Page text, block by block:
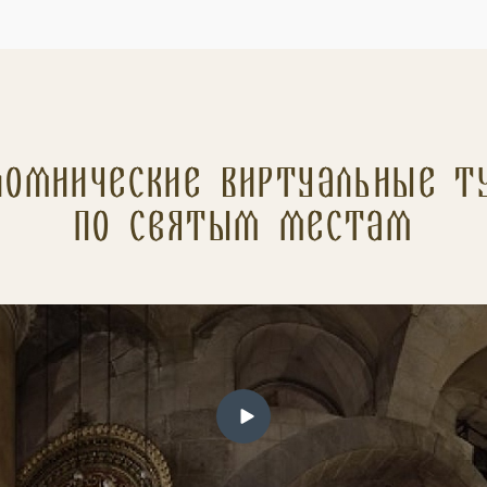
Виртуальные
по святым местам